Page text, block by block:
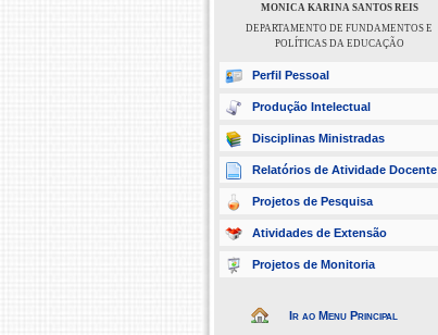
MONICA KARINA SANTOS REIS
DEPARTAMENTO DE FUNDAMENTOS E
POLÍTICAS DA EDUCAÇÃO
Perfil Pessoal
Produção Intelectual
Disciplinas Ministradas
Relatórios de Atividade Docente
Projetos de Pesquisa
Atividades de Extensão
Projetos de Monitoria
Ir ao Menu Principal